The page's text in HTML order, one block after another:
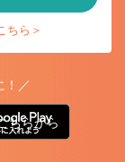
ちら＞
！／
ちらから